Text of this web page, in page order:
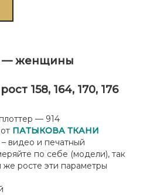
— женщины
158, 164, 170, 176
— 914
ПАТЫКОВА ТКАНИ
видео и печатный
по себе (модели), так
росте эти параметры